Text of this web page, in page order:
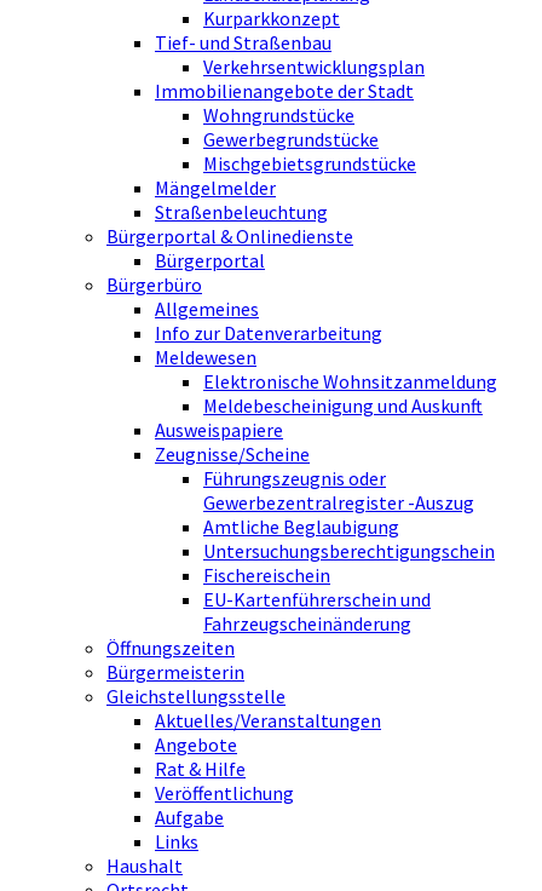
Kurparkkonzept
Tief- und Straßenbau
Verkehrsentwicklungsplan
Immobilienangebote der Stadt
Wohngrundstücke
Gewerbegrundstücke
Mischgebietsgrundstücke
Mängelmelder
Straßenbeleuchtung
Bürgerportal & Onlinedienste
Bürgerportal
Bürgerbüro
Allgemeines
Info zur Datenverarbeitung
Meldewesen
Elektronische Wohnsitzanmeldung
Meldebescheinigung und Auskunft
Ausweispapiere
Zeugnisse/Scheine
Führungszeugnis oder
Gewerbezentralregister -Auszug
Amtliche Beglaubigung
Untersuchungsberechtigungschein
Fischereischein
EU-Kartenführerschein und
Fahrzeugscheinänderung
Öffnungszeiten
Bürgermeisterin
Gleichstellungsstelle
Aktuelles/Veranstaltungen
Angebote
Rat & Hilfe
Veröffentlichung
Aufgabe
Links
Haushalt